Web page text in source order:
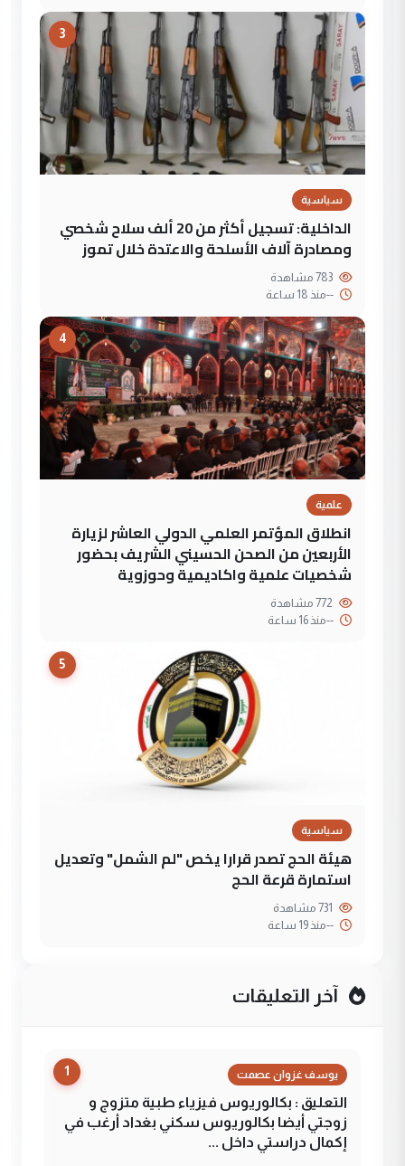
3
سياسية
الداخلية: تسجيل أكثر من 20 ألف سلاح شخصي
ومصادرة آلاف الأسلحة والاعتدة خلال تموز
--منذ 18 ساعة
4
علمية
انطلاق المؤتمر العلمي الدولي العاشر لزيارة
الأربعين من الصحن الحسيني الشريف بحضور
شخصيات علمية واكاديمية وحوزوية
--منذ 16 ساعة
5
سياسية
هيئة الحج تصدر قرارا يخص "لم الشمل" وتعديل
استمارة قرعة الحج
--منذ 19 ساعة
آخر التعليقات
1 يوسف غزوان عصمت
التعليق : بكالوريوس فيزياء طبية متزوج و
زوجتي أيضا بكالوريوس سكني بغداد أرغب في
إكمال دراستي داخل ...